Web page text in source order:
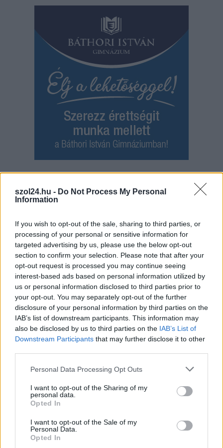
szol24.hu - Do Not Process My Personal
Information
If you wish to opt-out of the sale, sharing to third parties, or
processing of your personal or sensitive information for
targeted advertising by us, please use the below opt-out
section to confirm your selection. Please note that after your
opt-out request is processed you may continue seeing
interest-based ads based on personal information utilized by
us or personal information disclosed to third parties prior to
your opt-out. You may separately opt-out of the further
disclosure of your personal information by third parties on the
IAB’s list of downstream participants. This information may
also be disclosed by us to third parties on the IAB’s List of
Downstream Participants that may further disclose it to other
Please note that this website/app uses one or more Google
not limited to your visit or usage behaviour. You may click to
grant or deny consent to Google and its third-party tags to
use your data for below specified purposes in below Google
consent section.
Personal Data Processing Opt Outs
I want to opt-out of the Sharing of my
personal data.
Opted In
I want to opt-out of the Sale of my
Personal Data.
Opted In
Hírlevél feliratkozás
Adja meg keresztnevét:
Megismertem és elfogadom a
GDPR-szabályzat ot
Nem szeretne lemaradni semmiről? Csak egy kattintás, és hírlevelünk a
legfrissebb információkkal és exkluzív tartalmakkal hétről hétre
postaládájába érkezik!
A SZOL24 legfrissebb 24 cikke
Baka András egy hónapja még a Tiszától független államfőről
beszélt – most elfogadta Magyar Péterék felkérését
Drágább lett Magyarország, de vajon jobb is? – kemény kritika
a hazai turizmusról
Óriási, több mint két méteres harcsát fogott a Tiszán a 13 éves
fiú (VIDEÓVAL)